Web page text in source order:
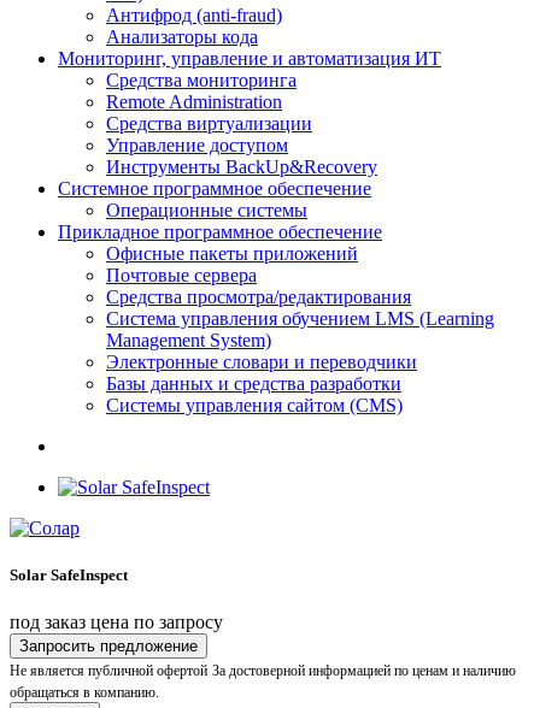
Антифрод (anti-fraud)
Анализаторы кода
Мониторинг, управление и автоматизация ИТ
Средства мониторинга
Remote Administration
Средства виртуализации
Управление доступом
Инструменты BackUp&Recovery
Системное программное обеспечение
Операционные системы
Прикладное программное обеспечение
Офисные пакеты приложений
Почтовые сервера
Средства просмотра/редактирования
Система управления обучением LMS (Learning
Management System)
Электронные словари и переводчики
Базы данных и средства разработки
Системы управления сайтом (CMS)
Solar SafeInspect
под заказ цена по запросу
Запросить предложение
Не является публичной офертой За достоверной информацией по ценам и наличию
обращаться в компанию.